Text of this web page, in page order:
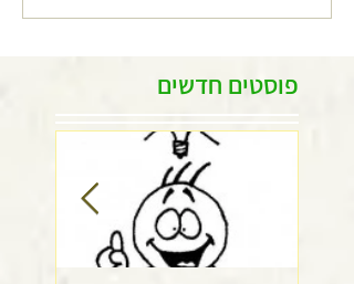
פוסטים חדשים